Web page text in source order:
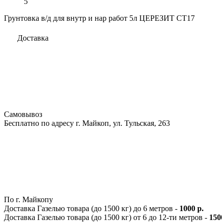
Грунтовка в/д для внутр и нар работ 5л ЦЕРЕЗИТ СТ17
Доставка
Самовывоз
Бесплатно по адресу г. Майкоп, ул. Тульская, 263
По г. Майкопу
Доставка Газелью товара (до 1500 кг) до 6 метров - 1000 р.
Доставка Газелью товара (до 1500 кг) от 6 до 12-ти метров -